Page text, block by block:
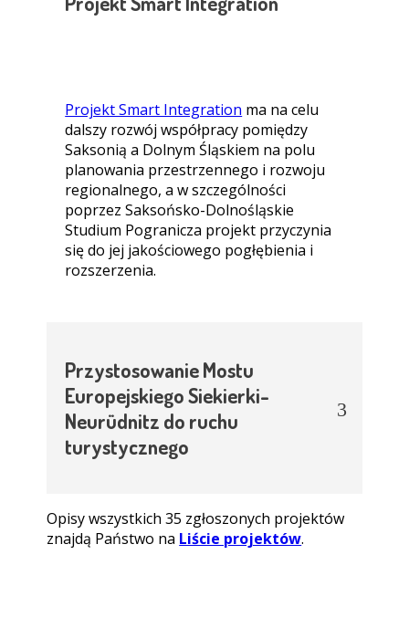
Projekt Smart Integration ma na celu
dalszy rozwój współpracy pomiędzy
Saksonią a Dolnym Śląskiem na polu
planowania przestrzennego i rozwoju
regionalnego, a w szczególności
poprzez Saksońsko-Dolnośląskie
Studium Pogranicza projekt przyczynia
się do jej jakościowego pogłębienia i
rozszerzenia.
Przystosowanie Mostu
Europejskiego Siekierki-
Neurüdnitz do ruchu
turystycznego
Opisy wszystkich 35 zgłoszonych projektów
znajdą Państwo na Liście projektów.